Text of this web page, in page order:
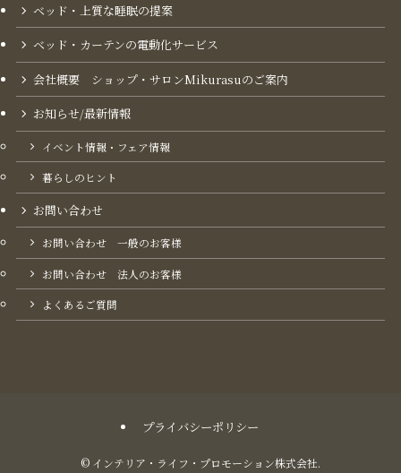
ベッド・上質な睡眠の提案
ベッド・カーテンの電動化サービス
会社概要 ショップ・サロンMikurasuのご案内​
お知らせ/最新情報
イベント情報・フェア情報
暮らしのヒント
お問い合わせ
お問い合わせ 一般のお客様
お問い合わせ 法人のお客様
よくあるご質問
プライバシーポリシー
© インテリア・ライフ・プロモーション株式会社.